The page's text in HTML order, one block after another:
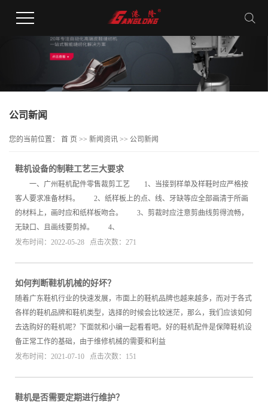
公司新闻
您的当前位置： 首 页 >> 新闻资讯 >> 公司新闻
鞋机设备的制鞋工艺三大要求
一、广州鞋机配件零售裁剪工艺 1、当接到样单及样鞋时应严格按
客人要求准备材料。 2、纸样板上的点、线、牙缺等应全部画清于所画
的材料上，画时应和纸样板吻合。 3、剪裁时应注意剪曲线剪得流畅，
无缺口、且画线要剪掉。 4、
发布时间：2022-05-28 点击次数：271
如何判断鞋机机械的好坏？
随着广东鞋机行业的快速发展，市面上的鞋机品牌也越来越多，而对于各式
各样的鞋机品牌和鞋机类型，选择的时候会比较迷茫，那么，我们应该如何
去选购好的鞋机呢？下面就和小编一起看看吧。好的鞋机配件是保障鞋机设
备正常工作的基础，由于维修机械的需要和利益
发布时间：2021-07-10 点击次数：151
鞋机是否需要定期进行维护？